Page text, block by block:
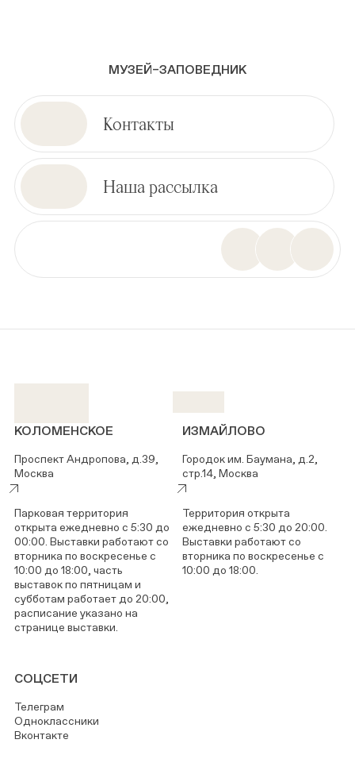
МУЗЕЙ–ЗАПОВЕДНИК
Контакты
Наша рассылка
КОЛОМЕНСКОЕ
Проспект Андропова, д.39,
Москва
Парковая территория
открыта ежедневно с 5:30 до
00:00. Выставки работают со
вторника по воскресенье с
10:00 до 18:00, часть
выставок по пятницам и
субботам работает до 20:00,
расписание указано на
странице выставки.
ИЗМАЙЛОВО
Городок им. Баумана, д.2,
стр.14, Москва
Территория открыта
ежедневно с 5:30 до 20:00.
Выставки работают со
вторника по воскресенье с
10:00 до 18:00.
СОЦСЕТИ
Телеграм
Одноклассники
Вконтакте